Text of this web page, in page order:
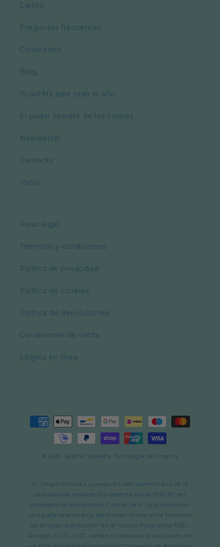
Carrito
Preguntas frecuentes
Conócenos
Blog
15 outfits para todo el año
El poder secreto de los colores
Newsletter
Contacto
Inicio
Aviso legal
Términos y condiciones
Política de privacidad
Política de cookies
Política de devoluciones
Condiciones de venta
Litigios en línea
Formas
© 2026, Sabina Tapestry Tecnología de Shopify
D. Sergio Molina Luyando ha sido beneficiario de la
cantidad de novecientos sesenta euros (960€), en
concepto de subvención Cuota Cero. La subvención
otorgada se enmarca dentro del “Programa fomento
de empleo autónomo” en el marco Programa FSE+
Aragón 2021-2027, siendo financiada la actuación en